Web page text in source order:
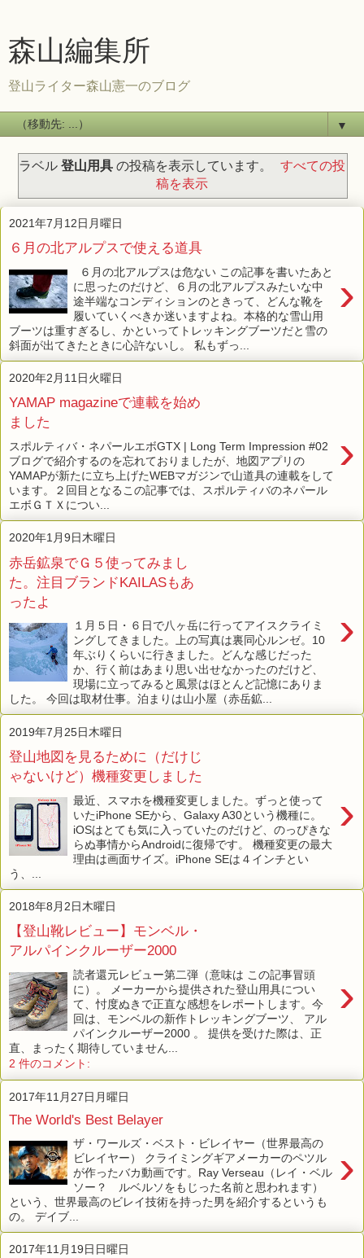
森山編集所
登山ライター森山憲一のブログ
▼
ラベル 登山用具の投稿を表示しています。
すべての投
稿を表示
2021年7月12日月曜日
６月の北アルプスで使える道具
›
６月の北アルプスは危ない この記事を書いたあと
に思ったのだけど、６月の北アルプスみたいな中
途半端なコンディションのときって、どんな靴を
履いていくべきか迷いますよね。本格的な雪山用
ブーツは重すぎるし、かといってトレッキングブーツだと雪の
斜面が出てきたときに心許ないし。 私もずっ...
2020年2月11日火曜日
YAMAP magazineで連載を始め
ました
›
スポルティバ・ネパールエボGTX | Long Term Impression #02
ブログで紹介するのを忘れておりましたが、地図アプリの
YAMAPが新たに立ち上げたWEBマガジンで山道具の連載をして
います。２回目となるこの記事では、スポルティバのネパール
エボＧＴＸについ...
2020年1月9日木曜日
赤岳鉱泉でＧ５使ってみまし
た。注目ブランドKAILASもあ
ったよ
›
１月５日・６日で八ヶ岳に行ってアイスクライミ
ングしてきました。上の写真は裏同心ルンゼ。10
年ぶりくらいに行きました。どんな感じだった
か、行く前はあまり思い出せなかったのだけど、
現場に立ってみると風景はほとんど記憶にありま
した。 今回は取材仕事。泊まりは山小屋（赤岳鉱...
2019年7月25日木曜日
登山地図を見るために（だけじ
ゃないけど）機種変更しました
›
最近、スマホを機種変更しました。ずっと使って
いたiPhone SEから、Galaxy A30という機種に。
iOSはとても気に入っていたのだけど、のっぴきな
らぬ事情からAndroidに復帰です。 機種変更の最大
理由は画面サイズ。iPhone SEは４インチとい
う、...
2018年8月2日木曜日
【登山靴レビュー】モンベル・
アルパインクルーザー2000
›
読者還元レビュー第二弾（意味は この記事冒頭
に）。 メーカーから提供された登山用具につい
て、忖度ぬきで正直な感想をレポートします。今
回は、モンベルの新作トレッキングブーツ、 アル
パインクルーザー2000 。 提供を受けた際は、正
直、まったく期待していません...
2 件のコメント:
2017年11月27日月曜日
The World's Best Belayer
›
ザ・ワールズ・ベスト・ビレイヤー（世界最高の
ビレイヤー） クライミングギアメーカーのペツル
が作ったバカ動画です。Ray Verseau（レイ・ベル
ソー？ ルベルソをもじった名前と思われます）
という、世界最高のビレイ技術を持った男を紹介するというも
の。 デイブ...
2017年11月19日日曜日